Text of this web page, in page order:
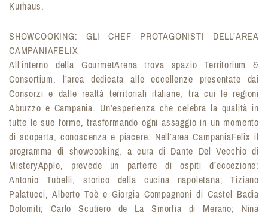
Kurhaus.
SHOWCOOKING: GLI CHEF PROTAGONISTI DELL’AREA
CAMPANIAFELIX
All’interno della GourmetArena trova spazio Territorium &
Consortium, l’area dedicata alle eccellenze presentate dai
Consorzi e dalle realtà territoriali italiane, tra cui le regioni
Abruzzo e Campania. Un’esperienza che celebra la qualità in
tutte le sue forme, trasformando ogni assaggio in un momento
di scoperta, conoscenza e piacere. Nell’area CampaniaFelix il
programma di showcooking, a cura di Dante Del Vecchio di
MisteryApple, prevede un parterre di ospiti d’eccezione:
Antonio Tubelli, storico della cucina napoletana; Tiziano
Palatucci, Alberto Toè e Giorgia Compagnoni di Castel Badia
Dolomiti; Carlo Scutiero de La Smorfia di Merano; Nina